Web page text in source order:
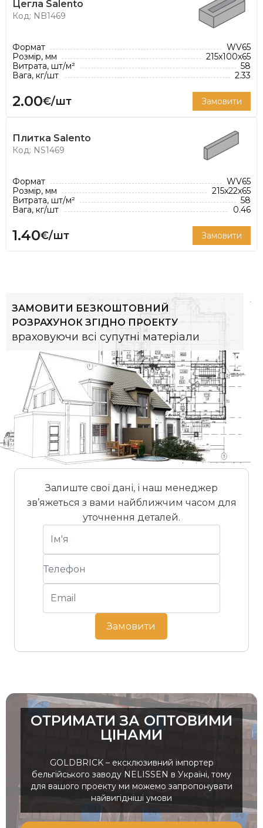
Цегла Salento
Код: NB1469
Формат
WV65
Розмір, мм
215x100x65
Витрата, шт/м²
58
Вага, кг/шт
2.33
2.00€/шт Замовити
Плитка Salento
Код: NS1469
Формат
WV65
Розмір, мм
215x22x65
Витрата, шт/м²
58
Вага, кг/шт
0.46
1.40€/шт Замовити
ЗАМОВИТИ БЕЗКОШТОВНИЙ
РОЗРАХУНОК ЗГІДНО ПРОЕКТУ
враховуючи всі супутні матеріали
Залиште свої дані, і наш менеджер
зв’яжеться з вами найближчим часом для
уточнення деталей.
Замовити
ОТРИМАТИ ЗА ОПТОВИМИ
ЦІНАМИ
GOLDBRICK – ексклюзивний імпортер
бельгійського заводу NELISSEN в Україні, тому
для вашого проекту ми можемо запропонувати
найвигідніші умови